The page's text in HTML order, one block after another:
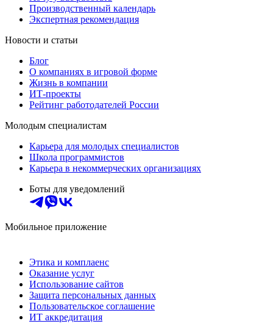
Производственный календарь
Экспертная рекомендация
Новости и статьи
Блог
О компаниях в игровой форме
Жизнь в компании
ИТ-проекты
Рейтинг работодателей России
Молодым специалистам
Карьера для молодых специалистов
Школа программистов
Карьера в некоммерческих организациях
Боты для уведомлений
Мобильное приложение
Этика и комплаенс
Оказание услуг
Использование сайтов
Защита персональных данных
Пользовательское соглашение
ИТ аккредитация